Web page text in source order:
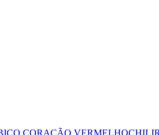
CORAÇÃO VERMELHO